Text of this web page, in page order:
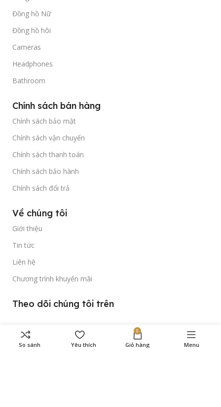
Đồng hồ Nữ
Đồng hồ hôi
Cameras
Headphones
Bathroom
Chính sách bán hàng
Chính sách bảo mật
Chính sách vận chuyển
Chính sách thanh toán
Chính sách bảo hành
Chính sách đổi trả
Về chúng tôi
Giới thiệu
Tin tức
Liên hệ
Chương trình khuyến mãi
Theo dõi chúng tôi trên
Bản quyền thuộc về Gold Time Watch © 2023.
So sánh Yêu thích
0
Giỏ hàng Menu